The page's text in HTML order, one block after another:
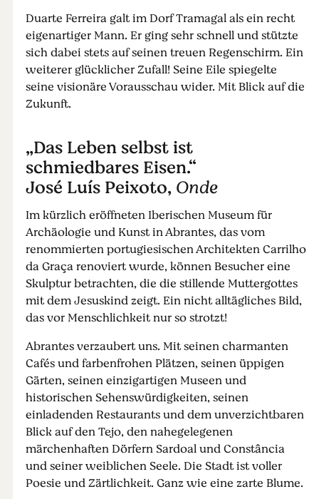
Duarte Ferreira galt im Dorf Tramagal als ein recht
eigenartiger Mann. Er ging sehr schnell und stützte
sich dabei stets auf seinen treuen Regenschirm. Ein
weiterer glücklicher Zufall! Seine Eile spiegelte
seine visionäre Vorausschau wider. Mit Blick auf die
Zukunft.
„Das Leben selbst ist
schmiedbares Eisen.“
José Luís Peixoto, Onde
Im kürzlich eröffneten Iberischen Museum für
Archäologie und Kunst in Abrantes, das vom
renommierten portugiesischen Architekten Carrilho
da Graça renoviert wurde, können Besucher eine
Skulptur betrachten, die die stillende Muttergottes
mit dem Jesuskind zeigt. Ein nicht alltägliches Bild,
das vor Menschlichkeit nur so strotzt!
Abrantes verzaubert uns. Mit seinen charmanten
Cafés und farbenfrohen Plätzen, seinen üppigen
Gärten, seinen einzigartigen Museen und
historischen Sehenswürdigkeiten, seinen
einladenden Restaurants und dem unverzichtbaren
Blick auf den Tejo, den nahegelegenen
märchenhaften Dörfern Sardoal und Constância
und seiner weiblichen Seele. Die Stadt ist voller
Poesie und Zärtlichkeit. Ganz wie eine zarte Blume.